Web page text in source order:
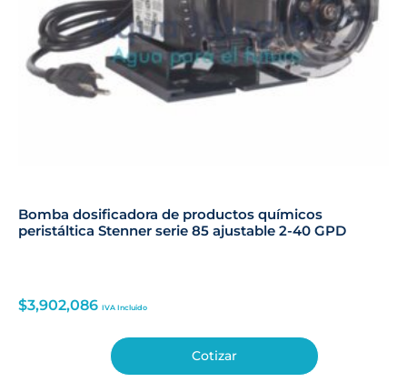
Bomba dosificadora de productos químicos
peristáltica Stenner serie 85 ajustable 2-40 GPD
$3,902,086 IVA Incluido
Cotizar